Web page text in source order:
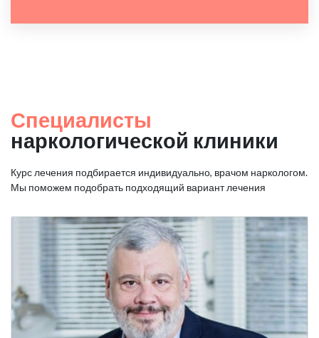
Специалисты
наркологической клиники
Курс лечения подбирается индивидуально, врачом наркологом.
Мы поможем подобрать подходящий вариант лечения